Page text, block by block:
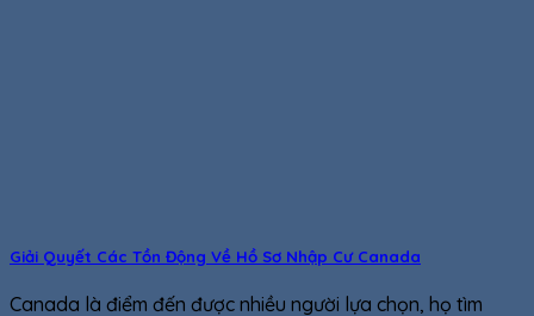
Giải Quyết Các Tồn Động Về Hồ Sơ Nhập Cư Canada
Canada là điểm đến được nhiều người lựa chọn, họ tìm